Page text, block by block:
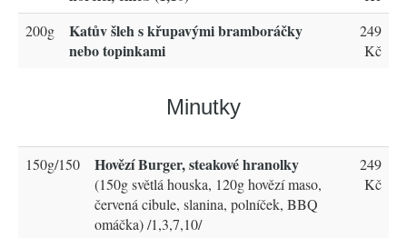
200g
Katův šleh s křupavými bramboráčky
nebo topinkami
249
Kč
Minutky
150g/150 Hovězí Burger, steakové hranolky
(150g světlá houska, 120g hovězí maso,
červená cibule, slanina, polníček, BBQ
omáčka) /1,3,7,10/
249
Kč